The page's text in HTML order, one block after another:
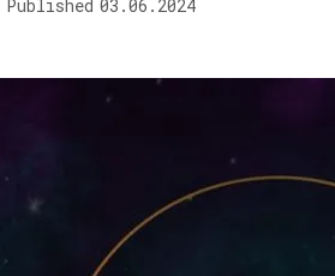
Published 03.06.2024